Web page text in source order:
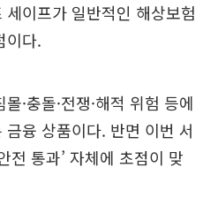
이프가 일반적인 해상보험
이다.
·충돌·전쟁·해적 위험 등에
융 상품이다. 반면 이번 서
전 통과’ 자체에 초점이 맞